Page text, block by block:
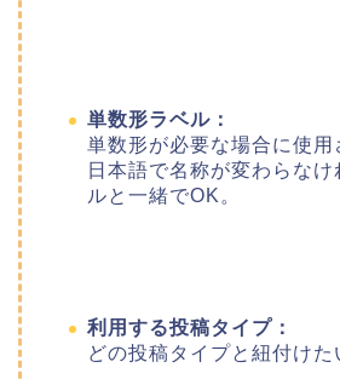
単数形ラベル：
単数形が必要な場合に使用
日本語で名称が変わらな
ルと一緒でOK。
利用する投稿タイプ：
どの投稿タイプと紐付けた